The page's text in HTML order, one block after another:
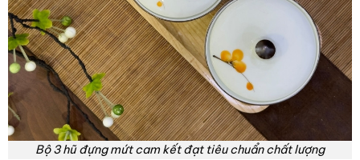
Bộ 3 hũ đựng mứt cam kết đạt tiêu chuẩn chất lượng